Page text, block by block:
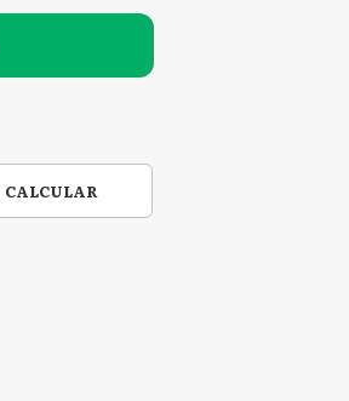
CALCULAR